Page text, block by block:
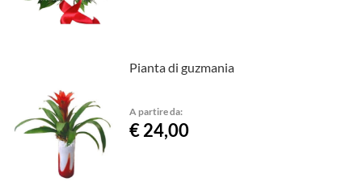
Pianta di guzmania
A partire da:
€ 24,00